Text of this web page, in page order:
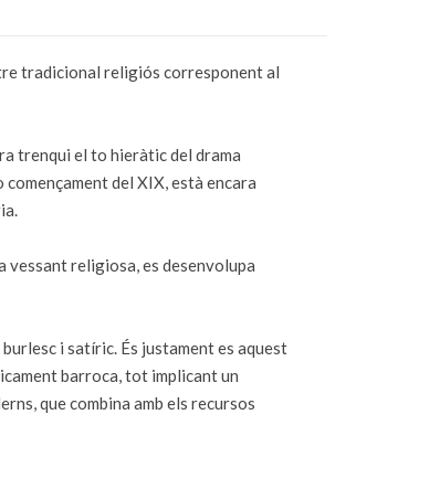
tradicional religiós corresponent al
trenqui el to hieràtic del drama
del XIX, està encara
vessant religiosa, es desenvolupa
i satíric. És justament es aquest
barroca, tot implicant un
que combina amb els recursos